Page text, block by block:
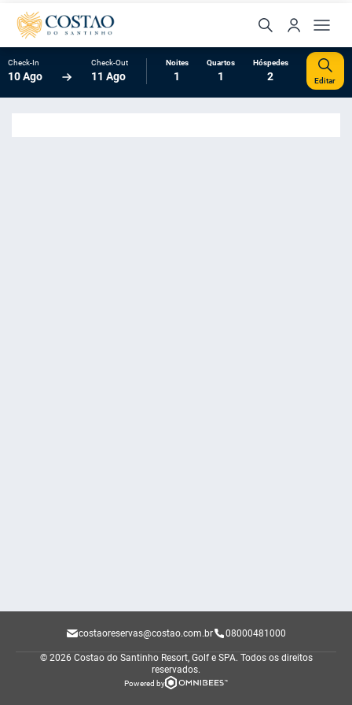
Check-In
10 Ago
Check-Out
11 Ago
Noites
1
Quartos
1
Hóspedes
2 Editar
costaoreservas@costao.com.br 08000481000
© 2026 Costao do Santinho Resort, Golf e SPA. Todos os direitos
reservados.
Powered by